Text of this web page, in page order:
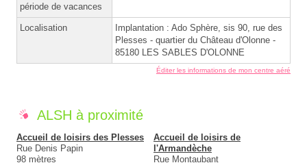
période de vacances
Localisation
Implantation : Ado Sphère, sis 90, rue des
Plesses - quartier du Château d'Olonne -
85180 LES SABLES D'OLONNE
Éditer les informations de mon centre aéré
ALSH à proximité
Accueil de loisirs des Plesses
Rue Denis Papin
98 mètres
Accueil de loisirs de
l'Armandèche
Rue Montaubant